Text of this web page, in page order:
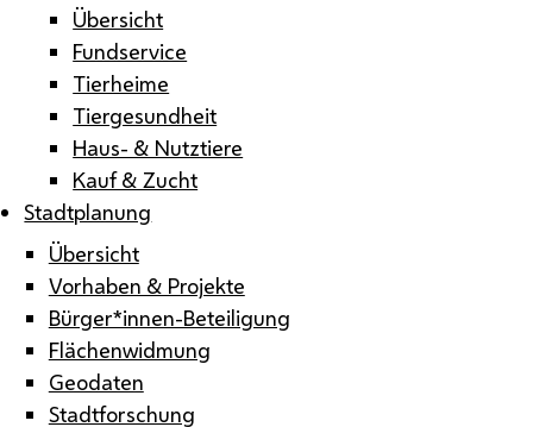
Übersicht
Fundservice
Tierheime
Tiergesundheit
Haus- & Nutztiere
Kauf & Zucht
Stadtplanung
Übersicht
Vorhaben & Projekte
Bürger*innen-Beteiligung
Flächenwidmung
Geodaten
Stadtforschung